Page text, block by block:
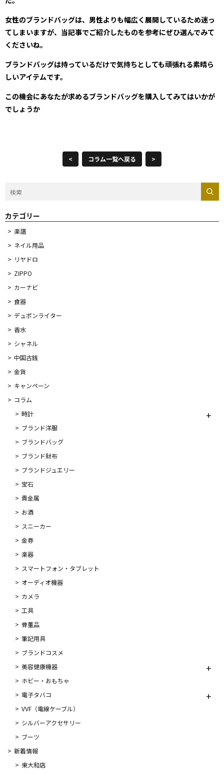
女性のブランドバッグは、男性よりも幅広く展開しているため迷っ
てしまいますが、当記事でご紹介したものを参考にぜひ選んでみて
くださいね。
ブランドバッグは持っているだけで気持ちとしても頑張れる素晴ら
しいアイテムです。
この機会にあなたが求めるブランドバッグを購入してみてはいかが
でしょうか
< コラム一覧へ戻る >
カテゴリー
楽譜
ネイル用品
リヤドロ
ZIPPO
カーナビ
食器
デュポンライター
香水
シャネル
中国古銭
金貨
キャンペーン
コラム
時計
ブランド洋服
ブランドバッグ
ブランド財布
ブランドジュエリー
宝石
貴金属
お酒
スニーカー
金券
楽器
スマートフォン・タブレット
オーディオ機器
カメラ
工具
骨董品
筆記用具
ブランドコスメ
美容健康機器
ホビー・おもちゃ
電子タバコ
VVF（電線ケーブル）
シルバーアクセサリー
ブーツ
新着情報
東大和店